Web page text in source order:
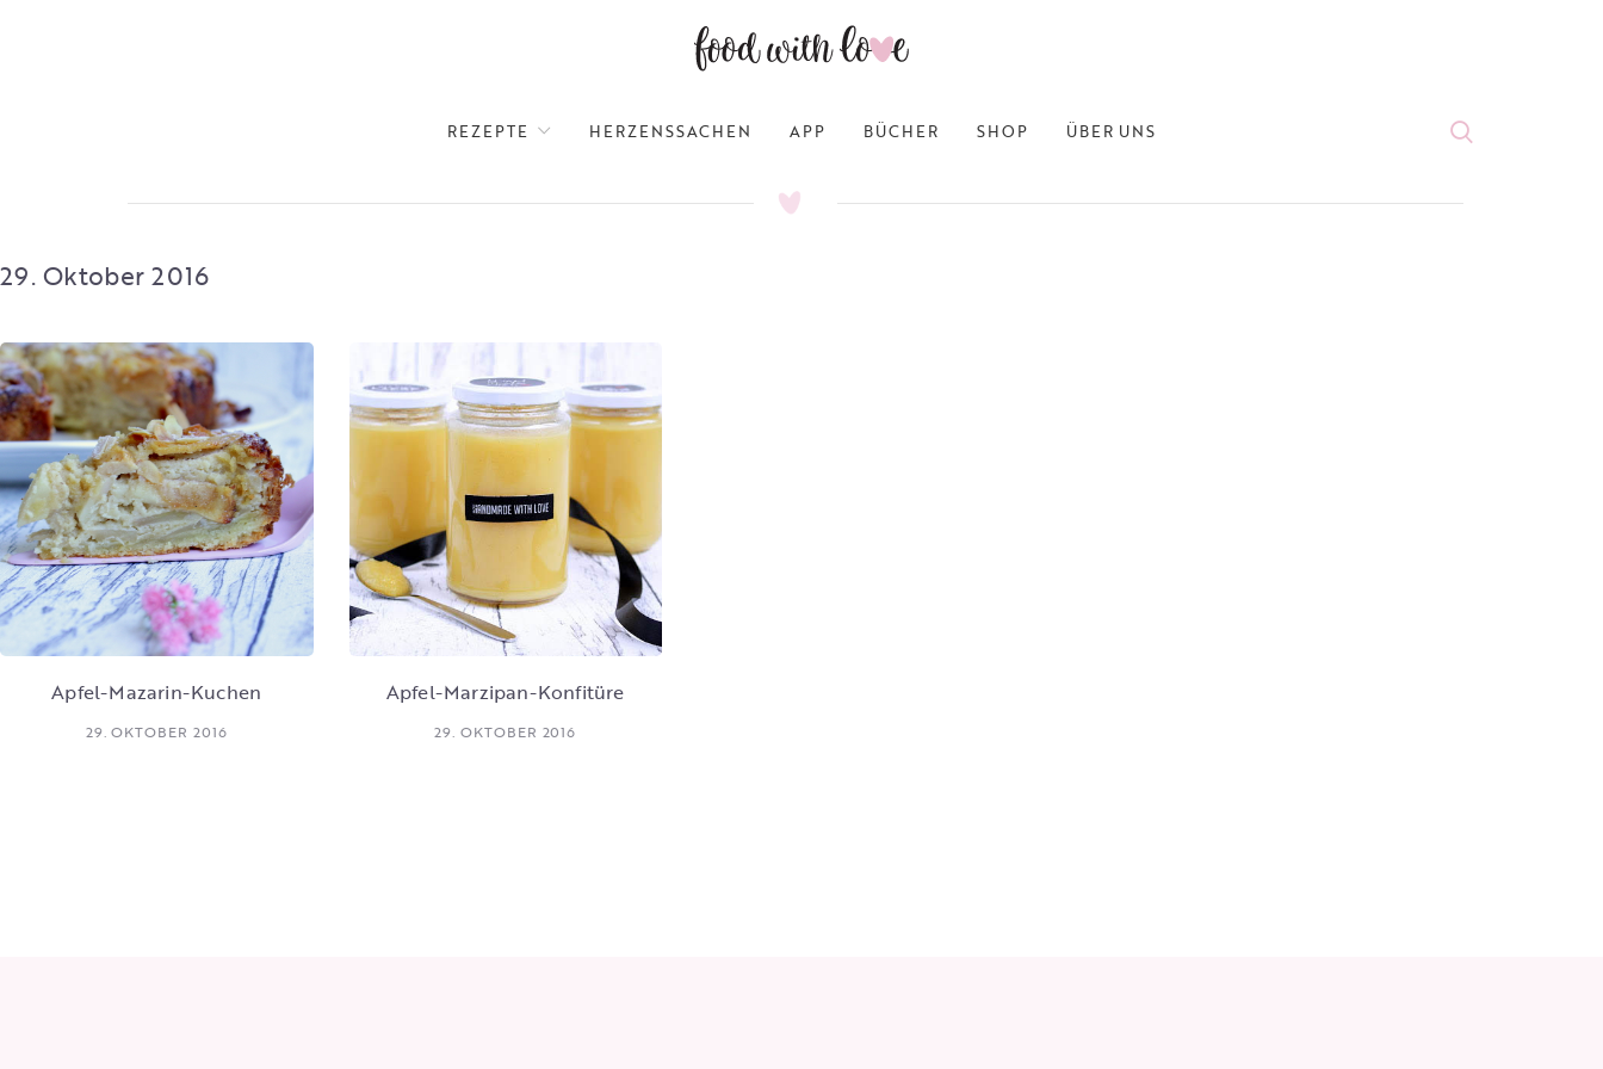
REZEPTE HERZENSSACHEN APP BÜCHER SHOP ÜBER UNS
29. Oktober 2016
Apfel-Mazarin-Kuchen
29. OKTOBER 2016
Apfel-Marzipan-Konfitüre
29. OKTOBER 2016